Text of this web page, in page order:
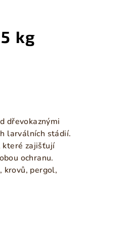
kg
dřevokaznými
larválních stádií.
které zajišťují
ochranu.
krovů, pergol,